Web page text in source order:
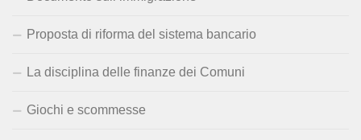
Proposta di riforma del sistema bancario
La disciplina delle finanze dei Comuni
Giochi e scommesse